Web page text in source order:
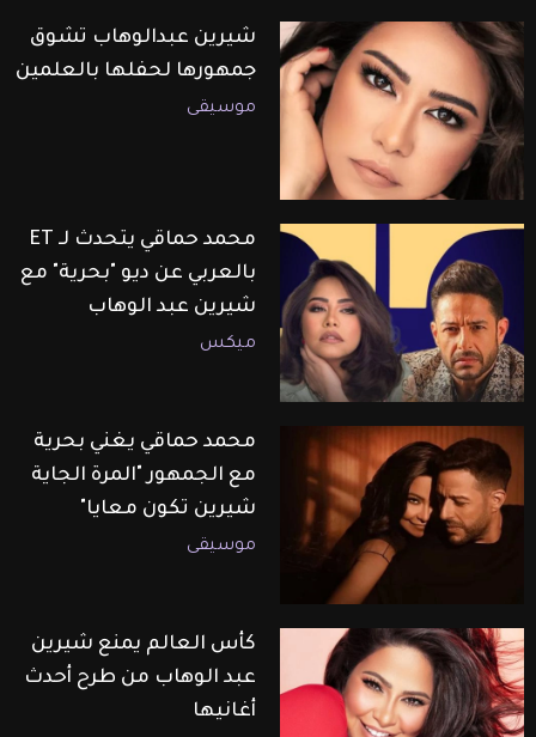
شيرين عبدالوهاب تشوق
جمهورها لحفلها بالعلمين
موسيقى
محمد حماقي يتحدث لـ ET
بالعربي عن ديو "بحرية" مع
شيرين عبد الوهاب
ميكس
محمد حماقي يغني بحرية
مع الجمهور "المرة الجاية
شيرين تكون معايا"
موسيقى
كأس العالم يمنع شيرين
عبد الوهاب من طرح أحدث
أغانيها